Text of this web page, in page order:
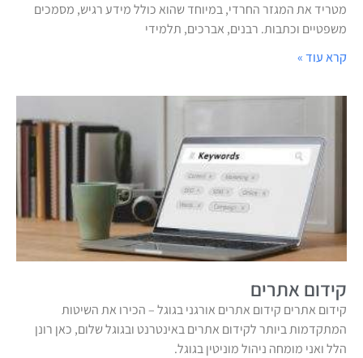
מטריד את המגזר החרדי, במיוחד שהוא כולל מידע רגיש, מסמכים
משפטיים וכתבות. רבנים, אברכים, תלמידי
קרא עוד »
קידום אתרים
קידום אתרים קידום אתרים אורגני בגוגל – הכירו את השיטות
המתקדמות ביותר לקידום אתרים באינטרנט ובגוגל שלום, כאן רונן
הלל ואני מומחה ניהול מוניטין בגוגל.